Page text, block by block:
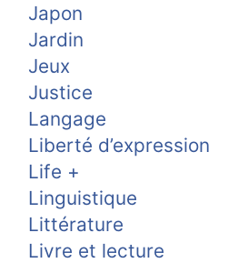
Japon
Jardin
Jeux
Justice
Langage
Liberté d’expression
Life +
Linguistique
Littérature
Livre et lecture